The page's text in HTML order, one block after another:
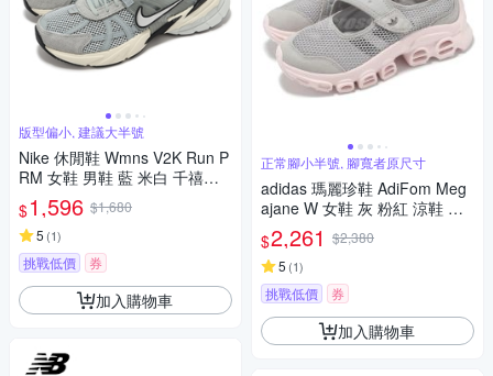
版型偏小, 建議大半號
Nike 休閒鞋 Wmns V2K Run P
RM 女鞋 男鞋 藍 米白 千禧跑
鞋 情侶鞋 FN6703-003
$1,596 $1,680
5 (1)
挑戰低價 券
加入購物車
正常腳小半號, 腳寬者原尺寸
adidas 瑪麗珍鞋 AdiFom Meg
ajane W 女鞋 灰 粉紅 涼鞋 厚
底 休閒鞋 愛迪達 JP8116
$2,261 $2,380
5 (1)
挑戰低價 券
加入購物車